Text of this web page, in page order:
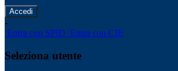
-
Entra con SPID Entra con CIE
Seleziona utente